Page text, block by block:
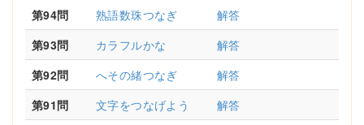
第94問 熟語数珠つなぎ
解答
第93問
カラフルかな
解答
第92問
へその緒つなぎ
解答
第91問
文字をつなげよう
解答